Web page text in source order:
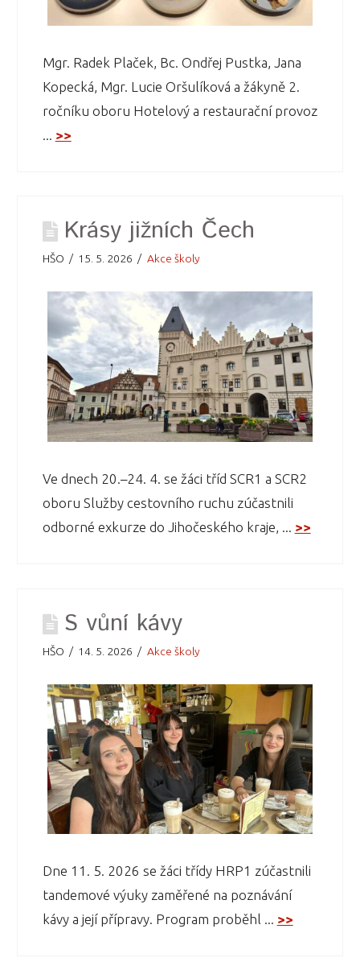
Mgr. Radek Plaček, Bc. Ondřej Pustka, Jana
Kopecká, Mgr. Lucie Oršulíková a žákyně 2.
ročníku oboru Hotelový a restaurační provoz
... >>
Krásy jižních Čech
HŠO 15. 5. 2026 Akce školy
Ve dnech 20.–24. 4. se žáci tříd SCR1 a SCR2
oboru Služby cestovního ruchu zúčastnili
odborné exkurze do Jihočeského kraje, ... >>
S vůní kávy
HŠO 14. 5. 2026 Akce školy
Dne 11. 5. 2026 se žáci třídy HRP1 zúčastnili
tandemové výuky zaměřené na poznávání
kávy a její přípravy. Program proběhl ... >>